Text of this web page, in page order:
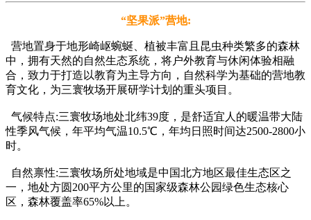
“坚果派”营地:
营地置身于地形崎岖蜿蜒、植被丰富且昆虫种类繁多的森林
中，拥有天然的自然生态系统，将户外教育与休闲体验相融
合，致力于打造以教育为主导方向，自然科学为基础的营地教
育文化，为三寰牧场开展研学计划的重头项目。
气候特点:三寰牧场地处北纬39度，是舒适宜人的暖温带大陆
性季风气候，年平均气温10.5℃，年均日照时间达2500-2800小
时。
自然禀性:三寰牧场所处地域是中国北方地区最佳生态区之
一，地处方圆200平方公里的国家级森林公园绿色生态核心
区，森林覆盖率65%以上。